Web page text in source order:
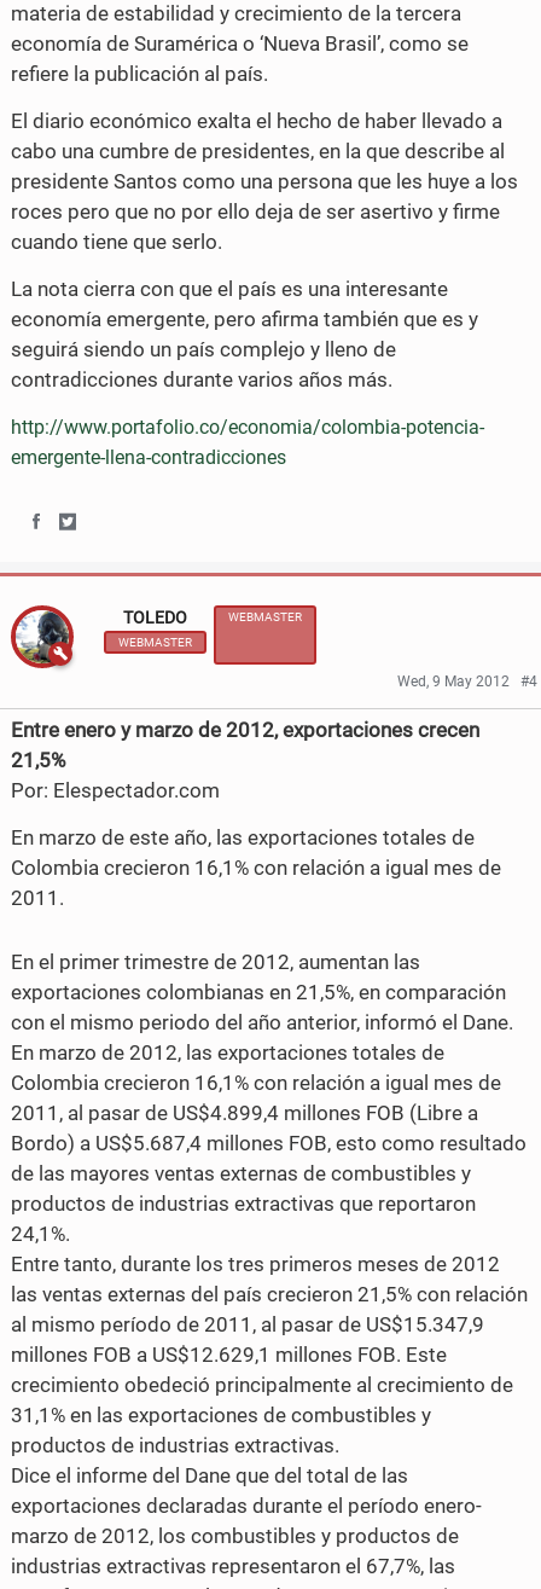
materia de estabilidad y crecimiento de la tercera
economía de Suramérica o ‘Nueva Brasil’, como se
refiere la publicación al país.
El diario económico exalta el hecho de haber llevado a
cabo una cumbre de presidentes, en la que describe al
presidente Santos como una persona que les huye a los
roces pero que no por ello deja de ser asertivo y firme
cuando tiene que serlo.
La nota cierra con que el país es una interesante
economía emergente, pero afirma también que es y
seguirá siendo un país complejo y lleno de
contradicciones durante varios años más.
http://www.portafolio.co/economia/colombia-potencia-
emergente-llena-contradicciones
h
a
r
e
o
n
F
a
e
b
o
o
h
a
r
e
o
n
T
w
t
t
e
r
TOLEDO
WEBMASTER
WEBMASTER
Wed, 9 May 2012 #4
Entre enero y marzo de 2012, exportaciones crecen
21,5%
Por: Elespectador.com
En marzo de este año, las exportaciones totales de
Colombia crecieron 16,1% con relación a igual mes de
2011.
En el primer trimestre de 2012, aumentan las
exportaciones colombianas en 21,5%, en comparación
con el mismo periodo del año anterior, informó el Dane.
En marzo de 2012, las exportaciones totales de
Colombia crecieron 16,1% con relación a igual mes de
2011, al pasar de US$4.899,4 millones FOB (Libre a
Bordo) a US$5.687,4 millones FOB, esto como resultado
de las mayores ventas externas de combustibles y
productos de industrias extractivas que reportaron
24,1%.
Entre tanto, durante los tres primeros meses de 2012
las ventas externas del país crecieron 21,5% con relación
al mismo período de 2011, al pasar de US$15.347,9
millones FOB a US$12.629,1 millones FOB. Este
crecimiento obedeció principalmente al crecimiento de
31,1% en las exportaciones de combustibles y
productos de industrias extractivas.
Dice el informe del Dane que del total de las
exportaciones declaradas durante el período enero-
marzo de 2012, los combustibles y productos de
industrias extractivas representaron el 67,7%, las